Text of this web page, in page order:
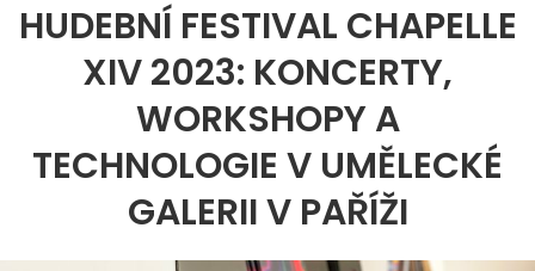
HUDEBNÍ FESTIVAL CHAPELLE
XIV 2023: KONCERTY,
WORKSHOPY A
TECHNOLOGIE V UMĚLECKÉ
GALERII V PAŘÍŽI